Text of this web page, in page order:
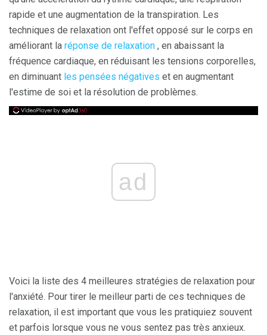
rapide et une augmentation de la transpiration. Les
techniques de relaxation ont l'effet opposé sur le corps en
améliorant la réponse de relaxation , en abaissant la
fréquence cardiaque, en réduisant les tensions corporelles,
en diminuant les pensées négatives et en augmentant
l'estime de soi et la résolution de problèmes.
ad
Voici la liste des 4 meilleures stratégies de relaxation pour
l'anxiété. Pour tirer le meilleur parti de ces techniques de
relaxation, il est important que vous les pratiquiez souvent
et parfois lorsque vous ne vous sentez pas très anxieux.